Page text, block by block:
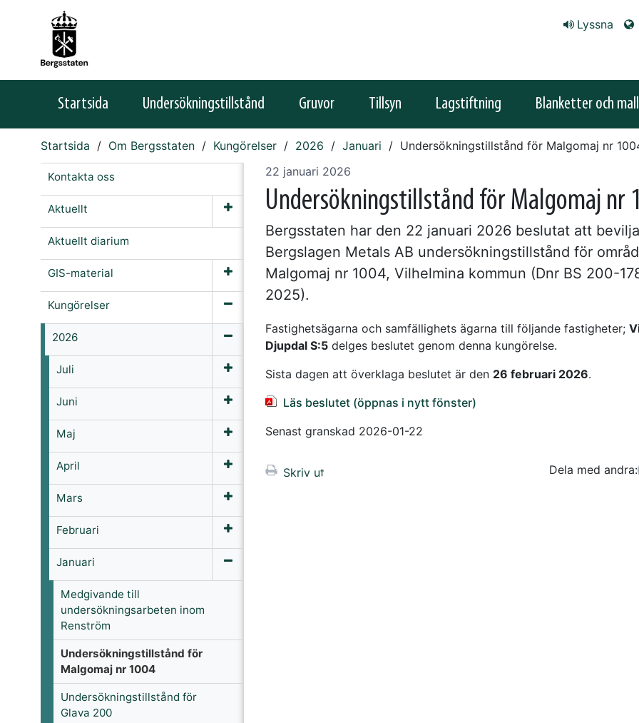
Lyssna
Startsida Undersökningstillstånd Gruvor Tillsyn Lagstiftning Blanketter och
Startsida Om Bergsstaten Kungörelser 2026 Januari Undersökningstillstånd för Malgomaj nr
Kontakta oss
Aktuellt
Aktuellt diarium
GIS-material
Kungörelser
2026
Juli
Juni
Maj
April
Mars
Februari
Januari
Medgivande till
undersökningsarbeten inom
Renström
Undersökningstillstånd för
Malgomaj nr 1004
Undersökningstillstånd för
Glava 200
22 januari 2026
Undersökningstillstånd för Malgomaj nr
Bergsstaten har den 22 januari 2026 beslutat att bevilja
Bergslagen Metals AB undersökningstillstånd för
Malgomaj nr 1004, Vilhelmina kommun (Dnr BS 200-
2025).
Fastighetsägarna och samfällighets ägarna till följande fastigheter;
Djupdal S:5delges beslutet genom denna kungörelse.
Sista dagen att överklaga beslutet är den 26 februari 2026.
Läs beslutet (öppnas i nytt fönster)
Senast granskad 2026-01-22
Skriv ut Dela med andra: